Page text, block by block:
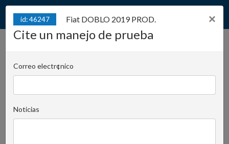
2019 REG.
Juliana Konstantego Ordona 2A - biuro A | Cargo:
137
×
id: 46247 Fiat DOBLO 2019 PROD.
Cite un manejo de prueba
Correo electr¢nico
Noticias